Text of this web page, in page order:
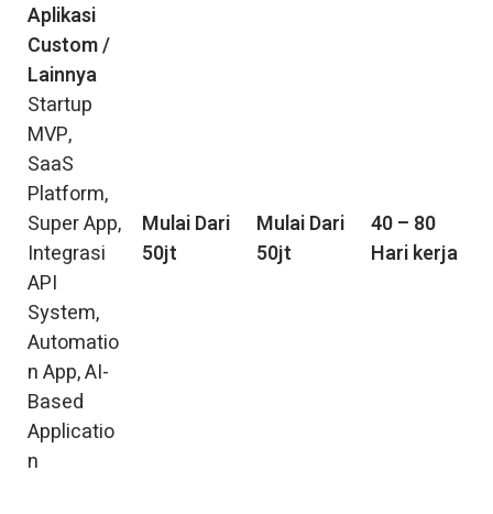
Aplikasi
Custom /
Lainnya
Startup
MVP,
SaaS
Platform,
Super App,
Integrasi
API
System,
Automatio
n App, AI-
Based
Applicatio
n
Mulai Dari
50jt
Mulai Dari
50jt
40 – 80
Hari kerja